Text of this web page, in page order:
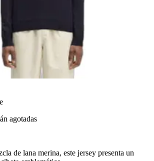
agotadas
de lana merina, este jersey presenta un